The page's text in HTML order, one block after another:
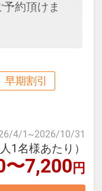
約頂けま
ス抜群なホ
セミダブル
付
台
早期割引
4/1 ~2026/10/31
1名様あたり）
〜7,200円